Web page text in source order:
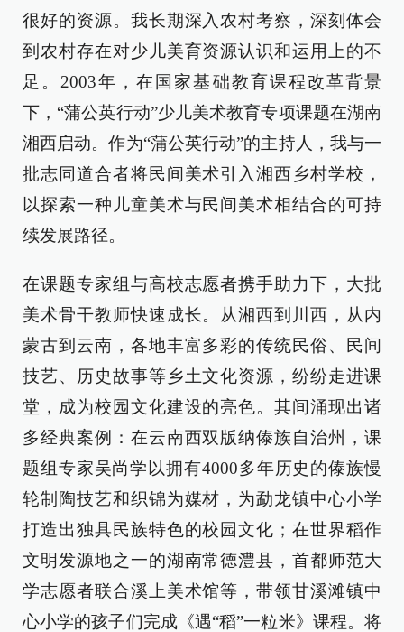
很好的资源。我长期深入农村考察，深刻体会
到农村存在对少儿美育资源认识和运用上的不
足。2003年，在国家基础教育课程改革背景
下，“蒲公英行动”少儿美术教育专项课题在湖南
湘西启动。作为“蒲公英行动”的主持人，我与一
批志同道合者将民间美术引入湘西乡村学校，
以探索一种儿童美术与民间美术相结合的可持
续发展路径。
在课题专家组与高校志愿者携手助力下，大批
美术骨干教师快速成长。从湘西到川西，从内
蒙古到云南，各地丰富多彩的传统民俗、民间
技艺、历史故事等乡土文化资源，纷纷走进课
堂，成为校园文化建设的亮色。其间涌现出诸
多经典案例：在云南西双版纳傣族自治州，课
题组专家吴尚学以拥有4000多年历史的傣族慢
轮制陶技艺和织锦为媒材，为勐龙镇中心小学
打造出独具民族特色的校园文化；在世界稻作
文明发源地之一的湖南常德澧县，首都师范大
学志愿者联合溪上美术馆等，带领甘溪滩镇中
心小学的孩子们完成《遇“稻”一粒米》课程。将